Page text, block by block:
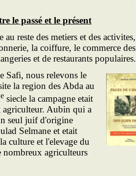
le passé et le présent
reste des metiers et des activites,
la coiffure, le commerce des
et de restaurants populaires.
Safi, nous relevons le
la region des Abda au
e siecle la campagne etait
agriculteur. Aubin qui a
seul juif d'origine
Selmane et etait
culture et l'elevage du
nombreux agriculteurs